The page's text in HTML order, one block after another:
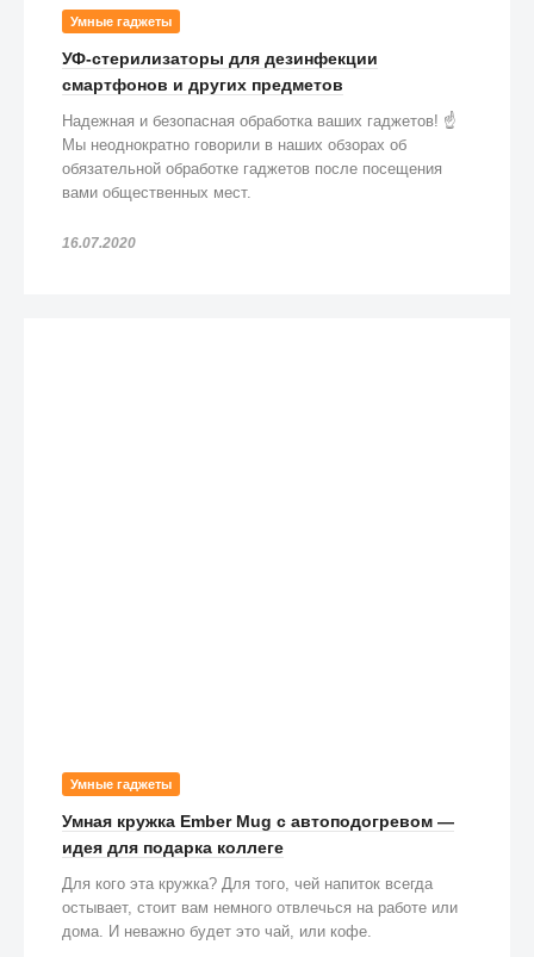
Умные гаджеты
УФ-стерилизаторы для дезинфекции
смартфонов и других предметов
Надежная и безопасная обработка ваших гаджетов! ☝️
Мы неоднократно говорили в наших обзорах об
обязательной обработке гаджетов после посещения
вами общественных мест.
16.07.2020
Умные гаджеты
Умная кружка Ember Mug с автоподогревом —
идея для подарка коллеге
Для кого эта кружка? Для того, чей напиток всегда
остывает, стоит вам немного отвлечься на работе или
дома. И неважно будет это чай, или кофе.